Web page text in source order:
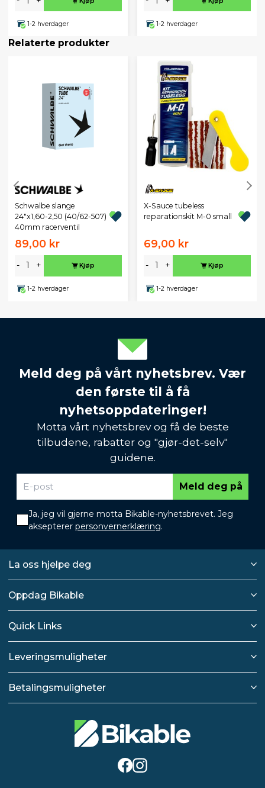
1-2 hverdager 1-2 hverdager
Relaterte produkter
Schwalbe slange
24"x1,60-2,50 (40/62-507)
40mm racerventil
89,00 kr
- + Kjøp
1-2 hverdager
X-Sauce tubeless
reparationskit M-0 small
69,00 kr
- + Kjøp
1-2 hverdager
Meld deg på vårt nyhetsbrev. Vær
den første til å få
nyhetsoppdateringer!
Motta vårt nyhetsbrev og få de beste
tilbudene, rabatter og "gjør-det-selv"
guidene.
Meld deg på
Ja, jeg vil gjerne motta Bikable-nyhetsbrevet. Jeg
aksepterer personvernerklæring.
La oss hjelpe deg
Oppdag Bikable
Quick Links
Leveringsmuligheter
Betalingsmuligheter